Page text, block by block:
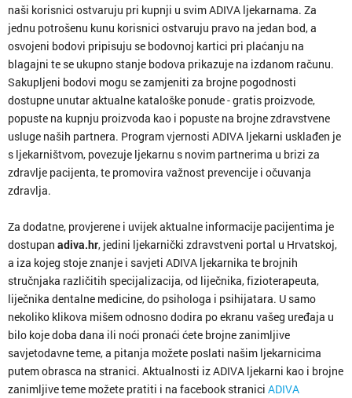
naši korisnici ostvaruju pri kupnji u svim ADIVA ljekarnama. Za
jednu potrošenu kunu korisnici ostvaruju pravo na jedan bod, a
osvojeni bodovi pripisuju se bodovnoj kartici pri plaćanju na
blagajni te se ukupno stanje bodova prikazuje na izdanom računu.
Sakupljeni bodovi mogu se zamjeniti za brojne pogodnosti
dostupne unutar aktualne kataloške ponude - gratis proizvode,
popuste na kupnju proizvoda kao i popuste na brojne zdravstvene
usluge naših partnera. Program vjernosti ADIVA ljekarni usklađen je
s ljekarništvom, povezuje ljekarnu s novim partnerima u brizi za
zdravlje pacijenta, te promovira važnost prevencije i očuvanja
zdravlja.
Za dodatne, provjerene i uvijek aktualne informacije pacijentima je
dostupan adiva.hr, jedini ljekarnički zdravstveni portal u Hrvatskoj,
a iza kojeg stoje znanje i savjeti ADIVA ljekarnika te brojnih
stručnjaka različitih specijalizacija, od liječnika, fizioterapeuta,
liječnika dentalne medicine, do psihologa i psihijatara. U samo
nekoliko klikova mišem odnosno dodira po ekranu vašeg uređaja u
bilo koje doba dana ili noći pronaći ćete brojne zanimljive
savjetodavne teme, a pitanja možete poslati našim ljekarnicima
putem obrasca na stranici. Aktualnosti iz ADIVA ljekarni kao i brojne
zanimljive teme možete pratiti i na facebook stranici ADIVA